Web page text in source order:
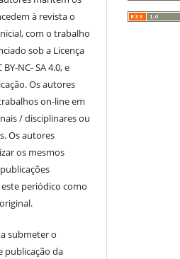
à revista o
com o trabalho
sob a Licença
NC- SA 4.0, e
Os autores
on-line em
/ disciplinares ou
Os autores
os mesmos
periódico como
submeter o
publicação da